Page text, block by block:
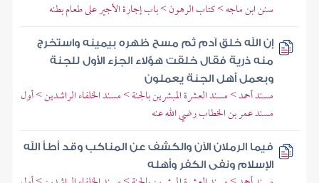
سنن ابن ماجه > كتاب الرهون > باب إجارة الأجير على طعام بطنه
إن الله خلق آدم ثم مسح ظهره بيمينه واستخرج
منه ذرية فقال خلقت هؤلاء الجزء الأول للجنة
وبعمل أهل الجنة يعملون
مسند أحمد > مسند العشرة المبشرين بالجنة > مسند الخلفاء الراشدين > أول
مسند عمر بن الخطاب رضي الله عنه
فيما الرملان الآن والكشف عن المناكب وقد أطأ الله
الإسلام ونفى الكفر وأهله